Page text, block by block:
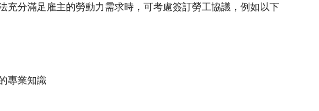
充分滿足雇主的勞動力需求時，可考慮簽訂勞工協議，例如以下
專業知識